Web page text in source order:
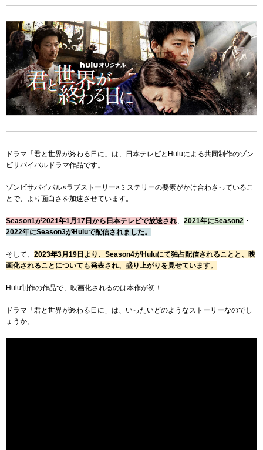
ドラマ「君と世界が終わる日に」は、日本テレビとHuluによる共同制作のゾン
ビサバイバルドラマ作品です。
ゾンビサバイバル×ラブストーリー×ミステリーの要素がかけ合わさっているこ
とで、より面白さを加速させています。
Season1が2021年1月17日から日本テレビで放送され 2021年にSeason2 ・
2022年にSeason3がHuluで配信されました。
そして、 2023年3月19日より、Season4がHuluにて独占配信されることと、映
画化されることについても発表され、盛り上がりを見せています。
Hulu制作の作品で、映画化されるのは本作が初！
ドラマ「君と世界が終わる日に」は、いったいどのようなストーリーなのでし
ょうか。